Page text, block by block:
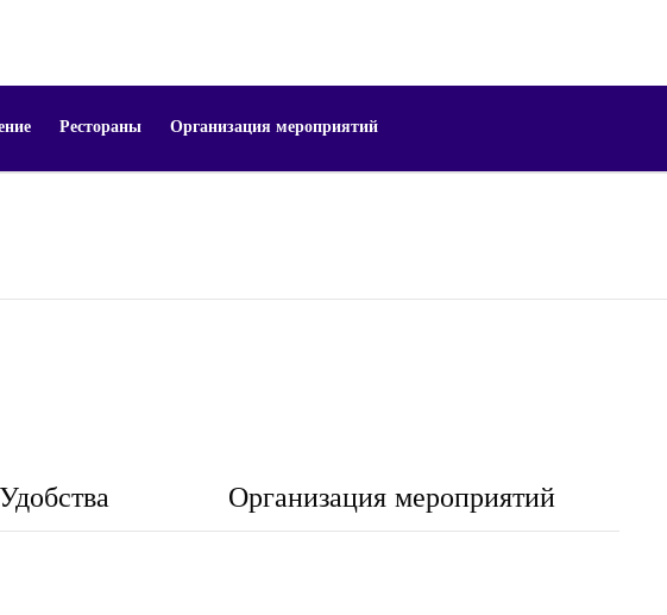
Рестораны Организация мероприятий
Удобства Организация мероприятий